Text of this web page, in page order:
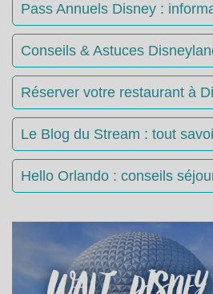
Pass Annuels Disney :
Conseils & Astuces
Réserver votre restaurant à
Le Blog du Stream : tout
Hello Orlando : conseils